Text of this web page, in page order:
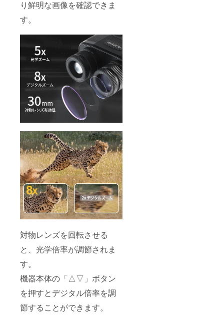
り鮮明な画像を確認できま
す。
対物レンズを回転させる
と、光学倍率が調節されま
す。
機器本体の「△▽」ボタン
を押すとデジタル倍率を調
節することができます。